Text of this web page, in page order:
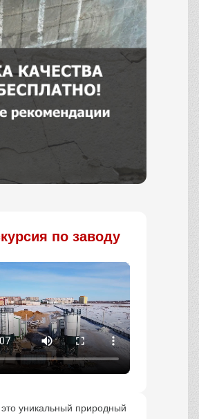
по заводу
уникальный природный